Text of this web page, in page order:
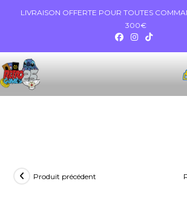
LIVRAISON OFFERTE POUR TOUTES
300€
Produit précédent